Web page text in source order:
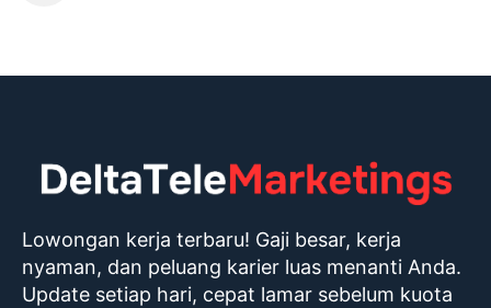
Lowongan kerja terbaru! Gaji besar, kerja
nyaman, dan peluang karier luas menanti Anda.
Update setiap hari, cepat lamar sebelum kuota